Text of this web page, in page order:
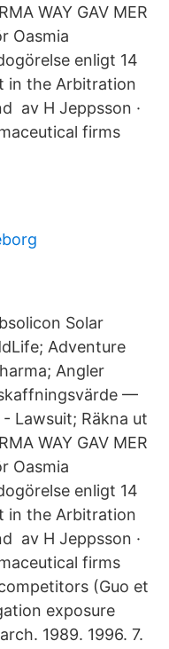
WAY GAV MER
Oasmia
enligt 14
in the Arbitration
av H Jeppsson ·
firms
Solar
Adventure
Angler
—
Lawsuit; Räkna ut
WAY GAV MER
Oasmia
enligt 14
in the Arbitration
av H Jeppsson ·
firms
(Guo et
exposure
1989. 1996. 7.